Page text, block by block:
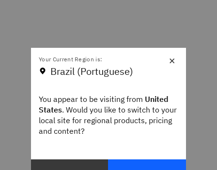
×
Your Current Region is:
Brazil (Portuguese)
You appear to be visiting from United
States. Would you like to switch to your
local site for regional products, pricing
and content?